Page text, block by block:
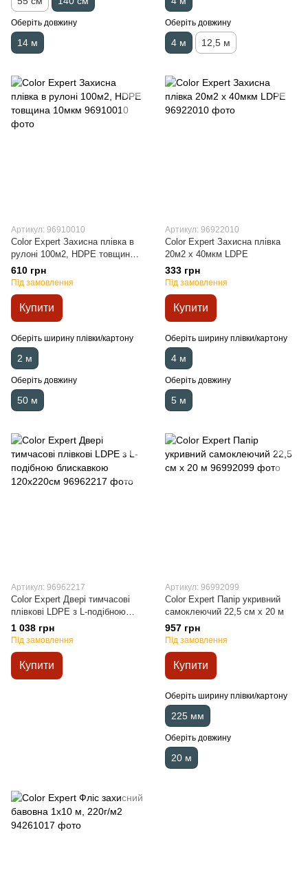
Оберіть довжину
14 м
Оберіть довжину
4 м 12,5 м
Артикул: 96910010
Color Expert Захисна плівка в
рулоні 100м2, HDPE товщина
10мкм
610 грн
Під замовлення
Купити
Оберіть ширину плівки/картону
2 м
Оберіть довжину
50 м
Артикул: 96922010
Color Expert Захисна плівка
20м2 х 40мкм LDPE
333 грн
Під замовлення
Купити
Оберіть ширину плівки/картону
4 м
Оберіть довжину
5 м
Артикул: 96962217
Color Expert Двері тимчасові
плівкові LDPE з L-подібною
блискавкою 120х220см
1 038 грн
Під замовлення
Купити
Артикул: 96992099
Color Expert Папір укривний
самоклеючий 22,5 см х 20 м
957 грн
Під замовлення
Купити
Оберіть ширину плівки/картону
225 мм
Оберіть довжину
20 м